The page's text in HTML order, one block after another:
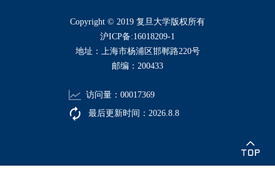
​Copyright © 2019 复旦大学版权所有
沪ICP备:16018209-1
地址：上海市杨浦区邯郸路220号
邮编：200433
访问量： 00017369
最后更新时间： 2026 8 8